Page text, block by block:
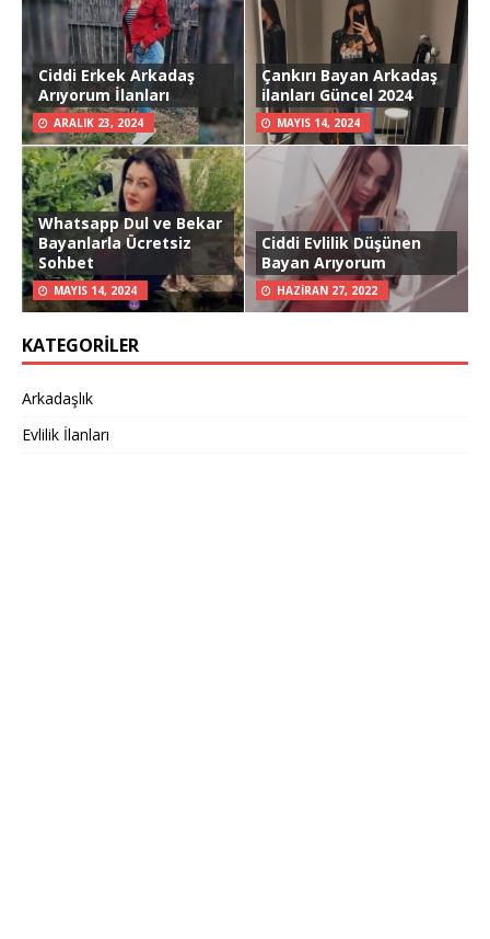
Ciddi Erkek Arkadaş
Arıyorum İlanları
ARALIK 23, 2024
Çankırı Bayan Arkadaş
ilanları Güncel 2024
MAYIS 14, 2024
Whatsapp Dul ve Bekar
Bayanlarla Ücretsiz
Sohbet
MAYIS 14, 2024
Ciddi Evlilik Düşünen
Bayan Arıyorum
HAZIRAN 27, 2022
KATEGORILER
Arkadaşlık
Evlilik İlanları